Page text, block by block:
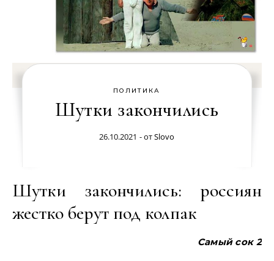
ПОЛИТИКА
Шутки закончились
26.10.2021 - отSlovo
Шутки закончились: россиян
жестко берут под колпак
Самый сок 2